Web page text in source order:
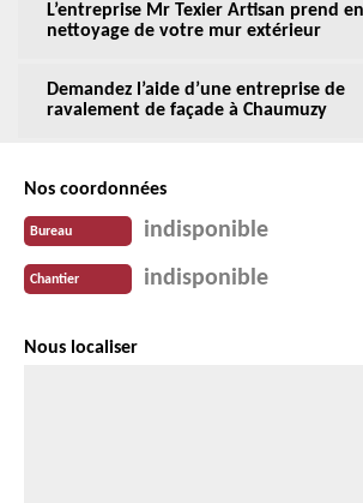
L’entreprise Mr Texier Artisan prend
nettoyage de votre mur extérieur
Demandez l’aide d’une entreprise de
ravalement de façade à Chaumuzy
Nos coordonnées
Bureau indisponible
Chantier indisponible
Nous localiser